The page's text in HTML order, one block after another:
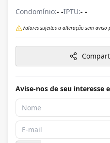
Condomínio:- -IPTU:- -
Valores sujeitos a alteração sem aviso
Avise-nos de seu interesse